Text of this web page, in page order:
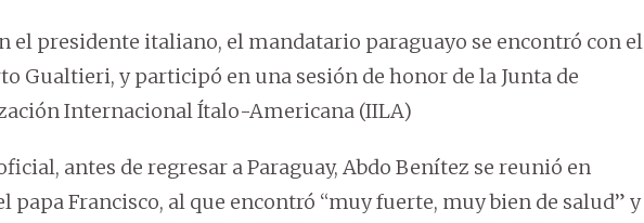
el presidente italiano, el mandatario paraguayo se encontró con el
Gualtieri, y participó en una sesión de honor de la Junta de
Internacional Ítalo-Americana (IILA)
antes de regresar a Paraguay, Abdo Benítez se reunió en
papa Francisco, al que encontró “muy fuerte, muy bien de salud” y